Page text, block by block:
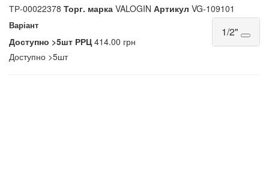
ТР-00022378 Торг. марка VALOGIN Артикул VG-109101
Варіант 1/2"
Доступно >5шт РРЦ414.00 грн
Доступно >5шт